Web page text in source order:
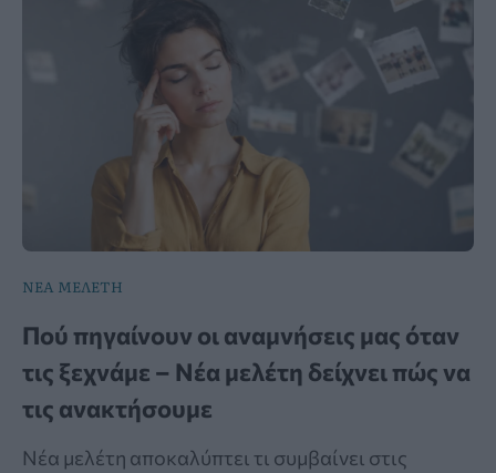
ΝΕΑ ΜΕΛΕΤΗ
Πού πηγαίνουν οι αναμνήσεις μας όταν
τις ξεχνάμε – Νέα μελέτη δείχνει πώς να
τις ανακτήσουμε
Νέα μελέτη αποκαλύπτει τι συμβαίνει στις